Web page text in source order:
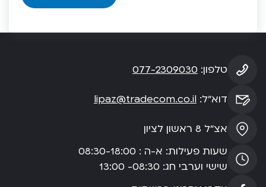
טלפון: 077-2309030
דוא”ל: lipaz@tradecom.co.il
אצ”ל 8 ראשון לציון
שעות פעילות: א-ה : 08:30-18:00
שישי וערבי חג: 08:30- 13:00